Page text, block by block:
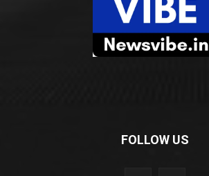
FOLLOW US